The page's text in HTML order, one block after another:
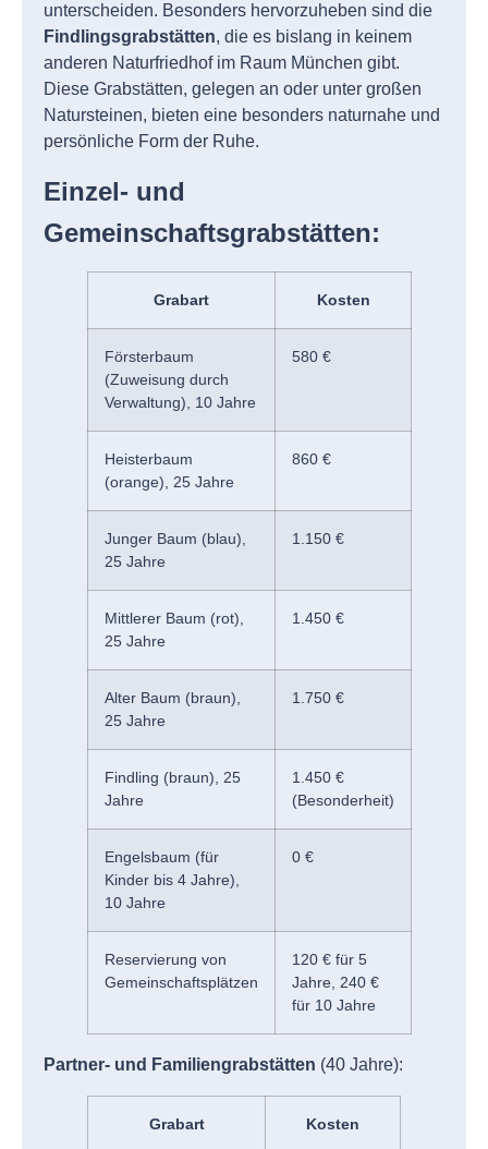
unterscheiden. Besonders hervorzuheben sind die
Findlingsgrabstätten, die es bislang in keinem
anderen Naturfriedhof im Raum München gibt.
Diese Grabstätten, gelegen an oder unter großen
Natursteinen, bieten eine besonders naturnahe und
persönliche Form der Ruhe.
Einzel- und
Gemeinschaftsgrabstätten:
Grabart Kosten
Försterbaum
(Zuweisung durch
Verwaltung), 10 Jahre
580 €
Heisterbaum
(orange), 25 Jahre
860 €
Junger Baum (blau),
25 Jahre
1.150 €
Mittlerer Baum (rot),
25 Jahre
1.450 €
Alter Baum (braun),
25 Jahre
1.750 €
Findling (braun), 25
Jahre
1.450 €
(Besonderheit)
Engelsbaum (für
Kinder bis 4 Jahre),
10 Jahre
0 €
Reservierung von
Gemeinschaftsplätzen
120 € für 5
Jahre, 240 €
für 10 Jahre
Partner- und Familiengrabstätten (40 Jahre):
Grabart Kosten